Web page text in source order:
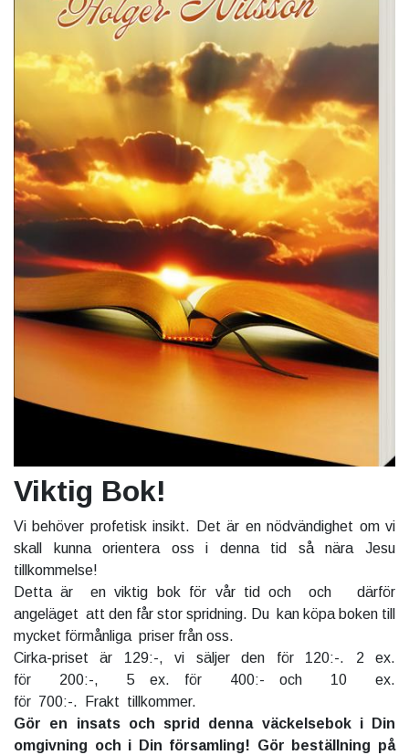
Viktig Bok!
Vi behöver profetisk insikt. Det är en nödvändighet om vi
skall kunna orientera oss i denna tid så nära Jesu
tillkommelse!
Detta är en viktig bok för vår tid och och därför
angeläget att den får stor spridning. Du kan köpa boken till
mycket förmånliga priser från oss.
Cirka-priset är 129:-, vi säljer den för 120:-. 2 ex.
för 200:-, 5 ex. för 400:- och 10 ex.
för 700:-. Frakt tillkommer.
Gör en insats och sprid denna väckelsebok i Din
omgivning och i Din församling! Gör beställning på